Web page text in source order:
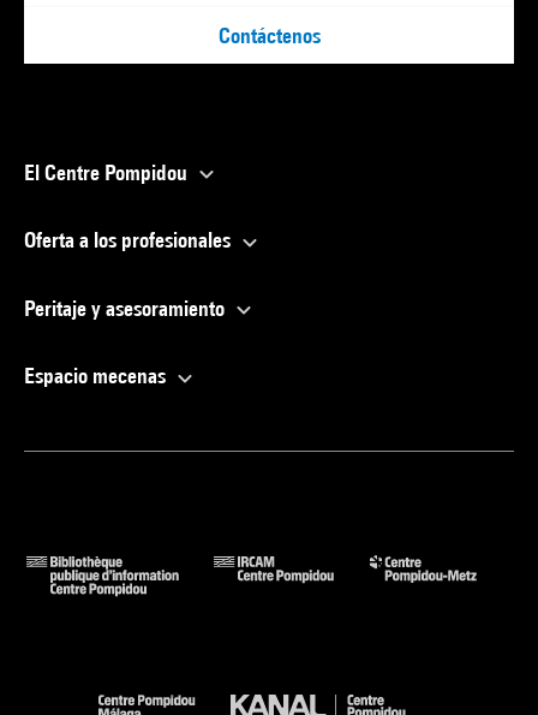
Contáctenos
El Centre Pompidou
Oferta a los profesionales
Peritaje y asesoramiento
Espacio mecenas